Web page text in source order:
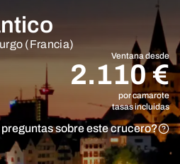
(Francia)
Ventana desde
2.110 €
por camarote
tasas incluidas
sobre este crucero?